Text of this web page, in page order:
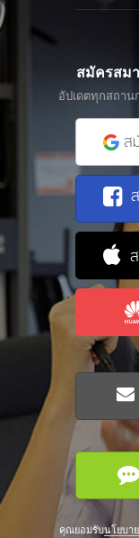
สมัครสม
อัปเดตทุกสถา
ส
คุณยอมรับนโยบา